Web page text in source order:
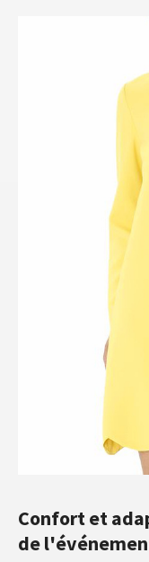
Confort et
de